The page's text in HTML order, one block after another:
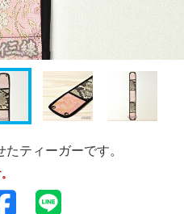
ティーガーです。